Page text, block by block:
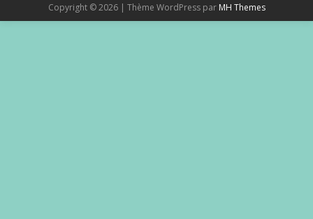
Copyright © 2026 | Thème WordPress par MH Themes